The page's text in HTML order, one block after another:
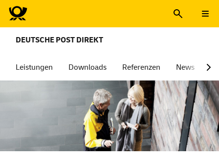
DEUTSCHE POST DIREKT
Leistungen Downloads Referenzen News